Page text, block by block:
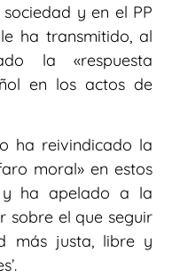
y en el PP
ha transmitido, al
la «respuesta
en los actos de
ha reivindicado la
moral» en estos
y ha apelado a la
sobre el que seguir
más justa, libre y